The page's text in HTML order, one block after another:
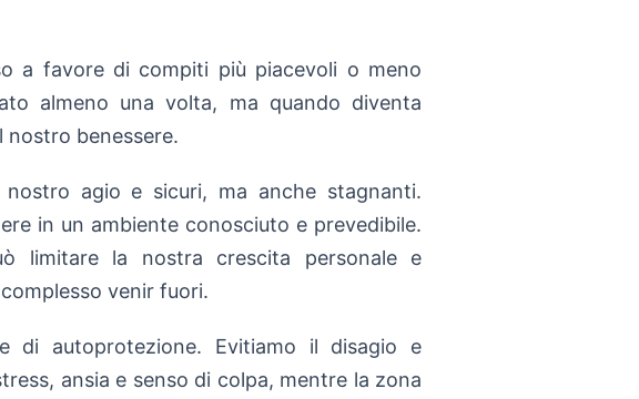
a favore di compiti più piacevoli o meno
almeno una volta, ma quando diventa
benessere.
agio e sicuri, ma anche stagnanti.
in un ambiente conosciuto e prevedibile.
limitare la nostra crescita personale e
venir fuori.
di autoprotezione. Evitiamo il disagio e
ansia e senso di colpa, mentre la zona